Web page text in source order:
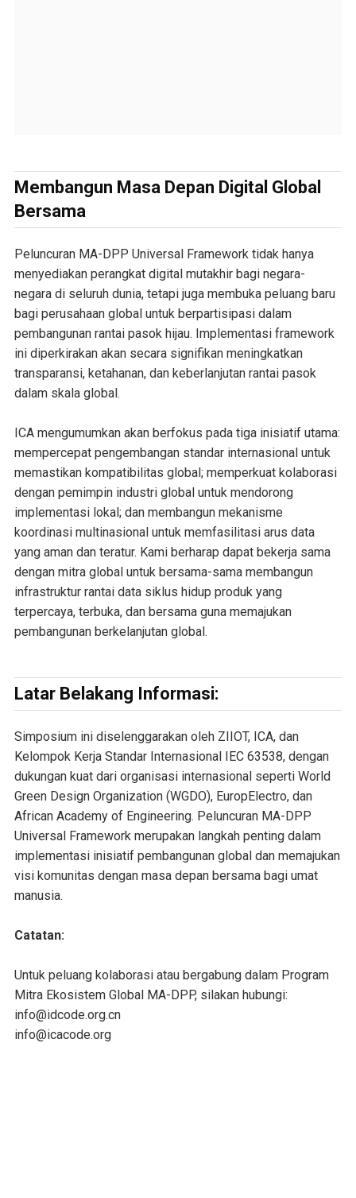
Membangun Masa Depan Digital Global
Bersama
Peluncuran MA-DPP Universal Framework tidak hanya
menyediakan perangkat digital mutakhir bagi negara-
negara di seluruh dunia, tetapi juga membuka peluang baru
bagi perusahaan global untuk berpartisipasi dalam
pembangunan rantai pasok hijau. Implementasi framework
ini diperkirakan akan secara signifikan meningkatkan
transparansi, ketahanan, dan keberlanjutan rantai pasok
dalam skala global.
ICA mengumumkan akan berfokus pada tiga inisiatif utama:
mempercepat pengembangan standar internasional untuk
memastikan kompatibilitas global; memperkuat kolaborasi
dengan pemimpin industri global untuk mendorong
implementasi lokal; dan membangun mekanisme
koordinasi multinasional untuk memfasilitasi arus data
yang aman dan teratur. Kami berharap dapat bekerja sama
dengan mitra global untuk bersama-sama membangun
infrastruktur rantai data siklus hidup produk yang
terpercaya, terbuka, dan bersama guna memajukan
pembangunan berkelanjutan global.
Latar Belakang Informasi:
Simposium ini diselenggarakan oleh ZIIOT, ICA, dan
Kelompok Kerja Standar Internasional IEC 63538, dengan
dukungan kuat dari organisasi internasional seperti World
Green Design Organization (WGDO), EuropElectro, dan
African Academy of Engineering. Peluncuran MA-DPP
Universal Framework merupakan langkah penting dalam
implementasi inisiatif pembangunan global dan memajukan
visi komunitas dengan masa depan bersama bagi umat
manusia.
Catatan:
Untuk peluang kolaborasi atau bergabung dalam Program
Mitra Ekosistem Global MA-DPP, silakan hubungi:
info@idcode.org.cn
info@icacode.org